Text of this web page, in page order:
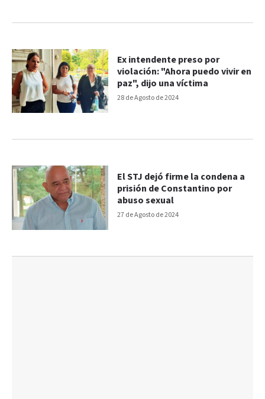
28 de Agosto de 2024
Ex intendente preso por
violación: "Ahora puedo vivir en
paz", dijo una víctima
27 de Agosto de 2024
El STJ dejó firme la condena a
prisión de Constantino por
abuso sexual